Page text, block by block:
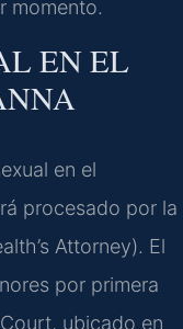
momento.
EN EL
en el
procesado por la
Attorney). El
por primera
ubicado en